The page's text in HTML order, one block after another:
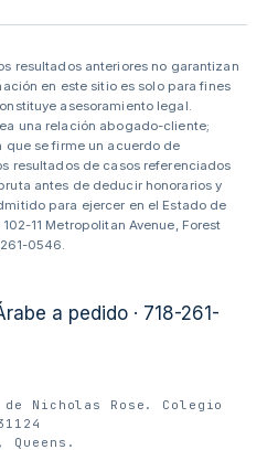
resultados anteriores no garantizan
en este sitio es solo para fines
asesoramiento legal.
una relación abogado-cliente;
que se firme un acuerdo de
resultados de casos referenciados
antes de deducir honorarios y
para ejercer en el Estado de
11 Metropolitan Avenue, Forest
0546.
a pedido · 718-261-
Nicholas Rose. Colegio